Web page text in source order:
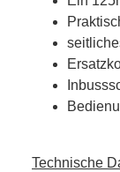
Technische